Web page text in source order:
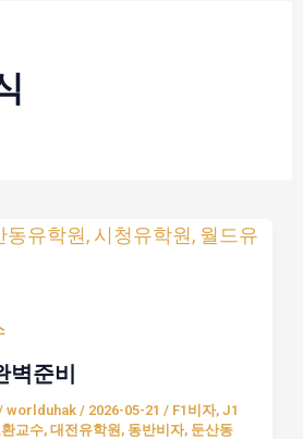
벽준비
worlduhak / 2026-05-21 / F1비자, J1
환교수, 대전유학원 , 동반비자, 둔산동